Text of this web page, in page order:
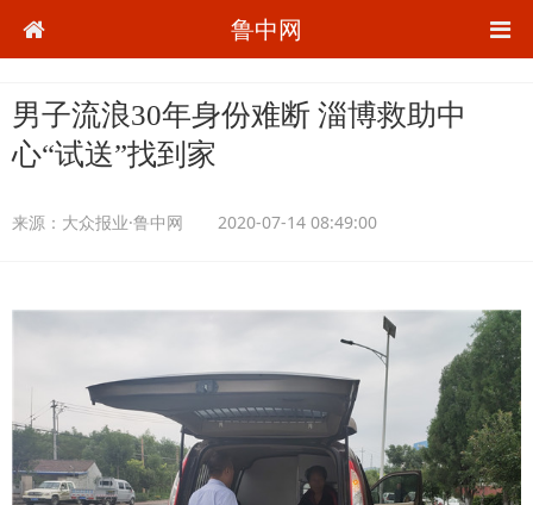
鲁中网
男子流浪30年身份难断 淄博救助中
心“试送”找到家
来源： 大众报业·鲁中网 2020-07-14 08:49:00